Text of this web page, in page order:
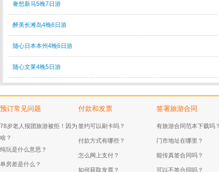
奢想新马5晚7日游
醉美长滩岛4晚6日游
随心日本本州4晚6日游
随心文莱4晚5日游
预订常见问题
78岁老人报团旅游被拒！因为
啥？
纯玩是什么意思？
单房差是什么？
付款和发票
签约可以刷卡吗？
付款方式有哪些？
怎么网上支付？
如何获取发票？
签署旅游合同
有旅游合同范本下载吗
门市地址在哪里？
能传真签合同吗？
可以不签合同吗？